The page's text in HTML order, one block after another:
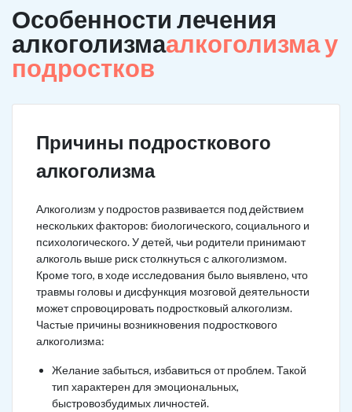
Особенности лечения
алкоголизмаалкоголизма у
подростков
Причины подросткового
алкоголизма
Алкоголизм у подростов развивается под действием
нескольких факторов: биологического, социального и
психологического. У детей, чьи родители принимают
алкоголь выше риск столкнуться с алкоголизмом.
Кроме того, в ходе исследования было выявлено, что
травмы головы и дисфункция мозговой деятельности
может спровоцировать подростковый алкоголизм.
Частые причины возникновения подросткового
алкоголизма:
Желание забыться, избавиться от проблем. Такой
тип характерен для эмоциональных,
быстровозбудимых личностей.